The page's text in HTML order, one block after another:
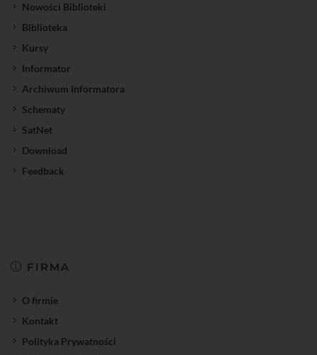
Nowości Biblioteki
Biblioteka
Kursy
Informator
Archiwum Informatora
Schematy
SatNet
Download
Feedback
FIRMA
O firmie
Kontakt
Polityka Prywatności